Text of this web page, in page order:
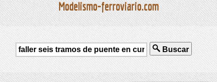
Modelismo-ferroviario.com
Buscar